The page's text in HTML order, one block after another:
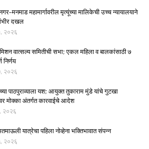
महामार्गावरील मृत्यूंच्या मालिकेची उच्च न्यायालयाने
दखल
२०२६
मिशन वात्सल्य समितीची सभा; एकल महिला व बालकांसाठी ७
निर्णय
२०२६
पाठपुराव्याला यश; आयुक्त तुकाराम मुंडे यांचे गुटखा
मोक्का अंतर्गत कारवाईचे आदेश
२०२६
यात्रेचा पहिला नोव्हेना भक्तिभावात संपन्न
२०२६